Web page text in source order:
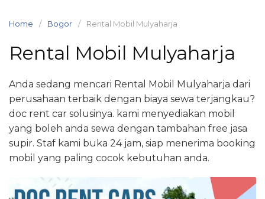
Home Bogor Rental Mobil Mulyaharja
Rental Mobil Mulyaharja
Anda sedang mencari Rental Mobil Mulyaharja dari
perusahaan terbaik dengan biaya sewa terjangkau?
doc rent car solusinya. kami menyediakan mobil
yang boleh anda sewa dengan tambahan free jasa
supir. Staf kami buka 24 jam, siap menerima booking
mobil yang paling cocok kebutuhan anda.